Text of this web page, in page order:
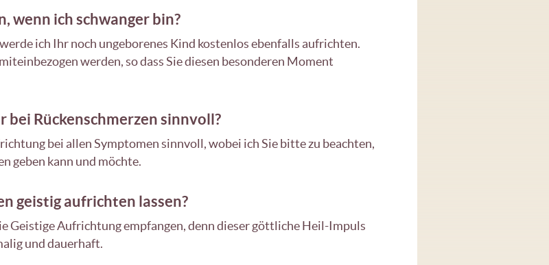
wenn ich schwanger bin?
werde ich Ihr noch ungeborenes Kind kostenlos ebenfalls aufrichten.
werden, so dass Sie diesen besonderen Moment
Rückenschmerzen sinnvoll?
bei allen Symptomen sinnvoll, wobei ich Sie bitte zu beachten,
geben kann und möchte.
geistig aufrichten lassen?
Geistige Aufrichtung empfangen, denn dieser göttliche Heil-Impuls
und dauerhaft.